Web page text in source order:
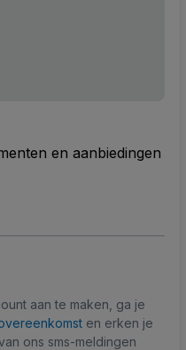
en aanbiedingen
aan te maken, ga je
en erken je
ons sms-meldingen